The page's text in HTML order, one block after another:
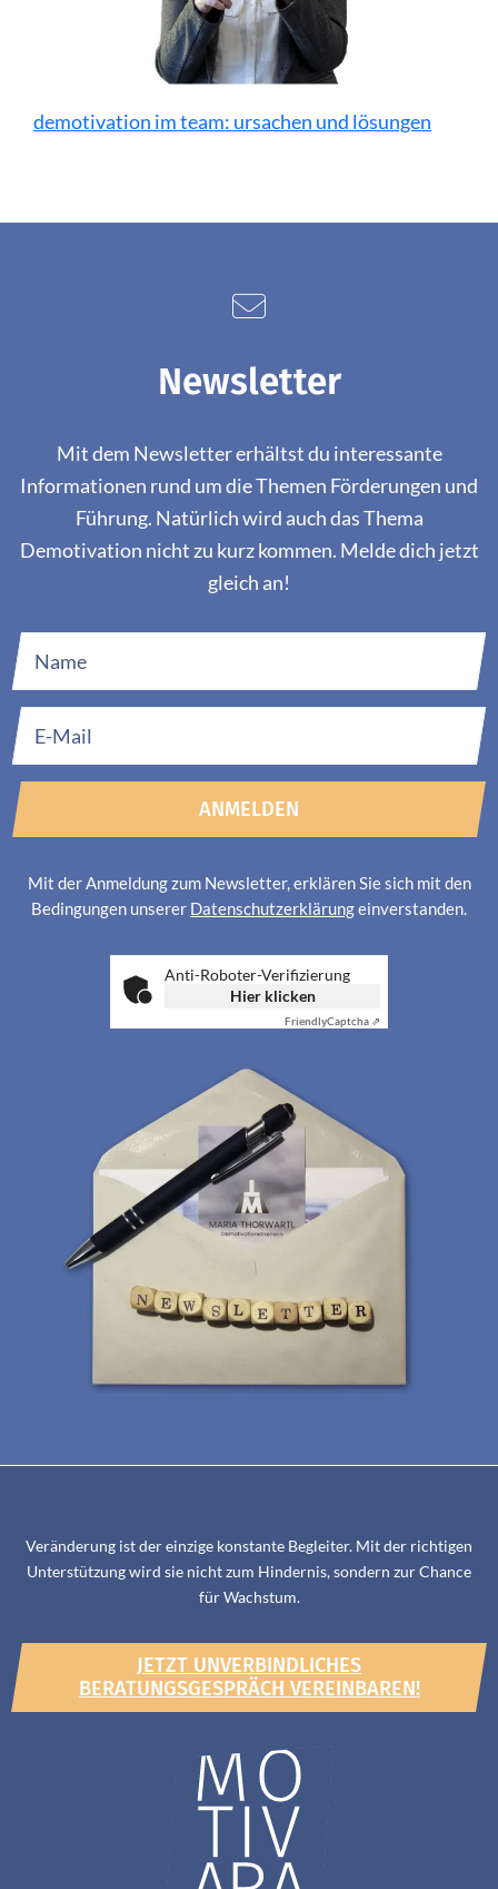
demotivation im team: ursachen und lösungen
Newsletter
Mit dem Newsletter erhältst du interessante
Informationen rund um die Themen Förderungen und
Führung. Natürlich wird auch das Thema
Demotivation nicht zu kurz kommen. Melde dich jetzt
gleich an!
ANMELDEN
Mit der Anmeldung zum Newsletter, erklären Sie sich mit den
Bedingungen unserer Datenschutzerklärungeinverstanden.
Anti-Roboter-Verifizierung
Hier klicken
FriendlyCaptcha ⇗
Veränderung ist der einzige konstante Begleiter. Mit der richtigen
Unterstützung wird sie nicht zum Hindernis, sondern zur Chance
für Wachstum.
JETZT UNVERBINDLICHES
BERATUNGSGESPRÄCH VEREINBAREN!